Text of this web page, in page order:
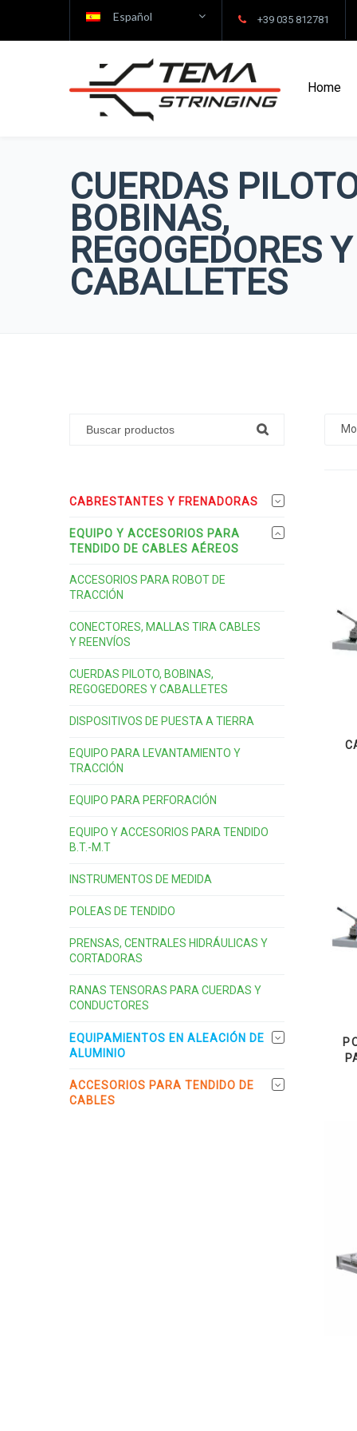
Español +39 035 812781
Home
CUERDAS
BOBINAS,
REGOGEDORES Y
CABALLETES
CABRESTANTES Y FRENADORAS
EQUIPO Y ACCESORIOS PARA
TENDIDO DE CABLES AÉREOS
ACCESORIOS PARA ROBOT DE
TRACCIÓN
CONECTORES, MALLAS TIRA CABLES
Y REENVÍOS
CUERDAS PILOTO, BOBINAS,
REGOGEDORES Y CABALLETES
DISPOSITIVOS DE PUESTA A TIERRA
EQUIPO PARA LEVANTAMIENTO Y
TRACCIÓN
EQUIPO PARA PERFORACIÓN
EQUIPO Y ACCESORIOS PARA TENDIDO
B.T.-M.T
INSTRUMENTOS DE MEDIDA
POLEAS DE TENDIDO
PRENSAS, CENTRALES HIDRÁULICAS Y
CORTADORAS
RANAS TENSORAS PARA CUERDAS Y
CONDUCTORES
EQUIPAMIENTOS EN ALEACIÓN DE
ALUMINIO
ACCESORIOS PARA TENDIDO DE
CABLES